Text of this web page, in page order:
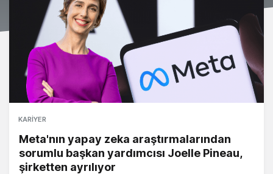
KARIYER
Meta'nın yapay zeka araştırmalarından
sorumlu başkan yardımcısı Joelle Pineau,
şirketten ayrılıyor